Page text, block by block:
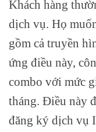
Khách hàng
dịch vụ. Họ
gồm cả truyền
ứng điều này,
combo với mức
tháng. Điều này
đăng ký dịch vụ